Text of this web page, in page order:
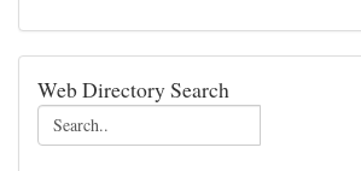
Web Directory Search